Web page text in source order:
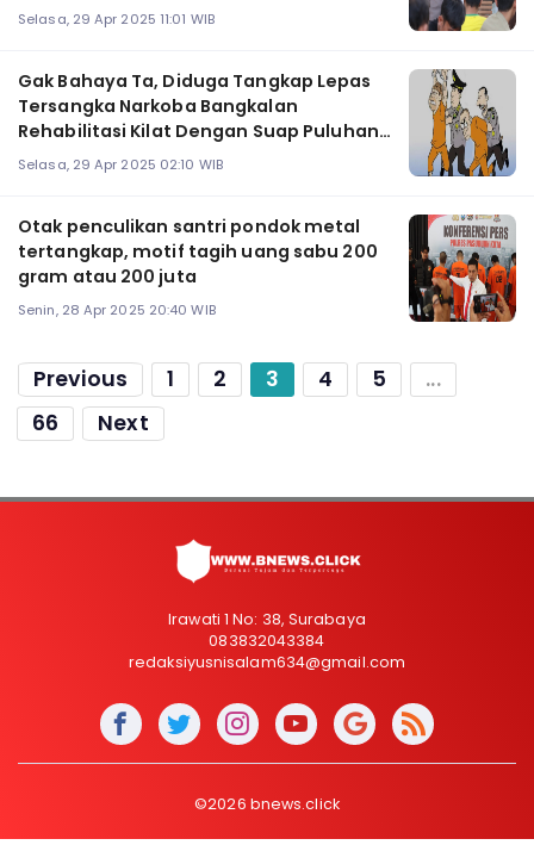
Selasa, 29 Apr 2025 11:01 WIB
Gak Bahaya Ta, Diduga Tangkap Lepas
Tersangka Narkoba Bangkalan
Rehabilitasi Kilat Dengan Suap Puluhan
Juta Rupiah
Selasa, 29 Apr 2025 02:10 WIB
Otak penculikan santri pondok metal
tertangkap, motif tagih uang sabu 200
gram atau 200 juta
Senin, 28 Apr 2025 20:40 WIB
Previous 1 2 3 4 5
...
66
Next
Irawati 1 No: 38, Surabaya
083832043384
redaksiyusnisalam634@gmail.com
©2026 bnews.click